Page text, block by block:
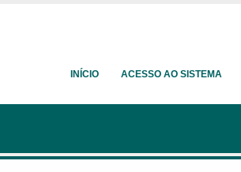
INÍCIO ACESSO AO SISTEMA